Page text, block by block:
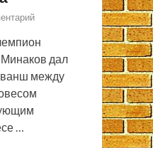
дал
между
…